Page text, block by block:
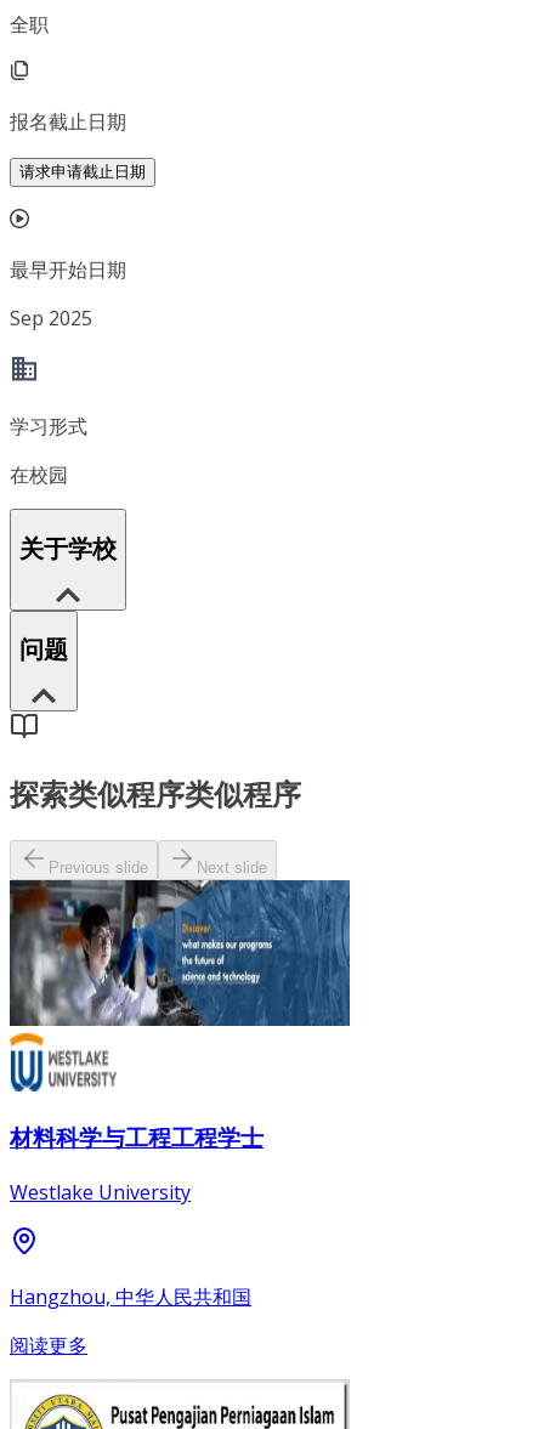
全职
报名截止日期
请求申请截止日期
最早开始日期
Sep 2025
学习形式
在校园
关于学校
问题
探索类似程序类似程序
Previous slide Next slide
材料科学与工程工程学士
Westlake University
Hangzhou, 中华人民共和国
阅读更多